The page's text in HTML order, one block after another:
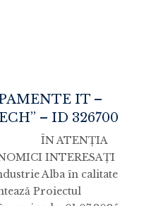
IT –
– ID 326700
ÎN ATENŢIA
INTERESAŢI
Alba în calitate
Proiectul